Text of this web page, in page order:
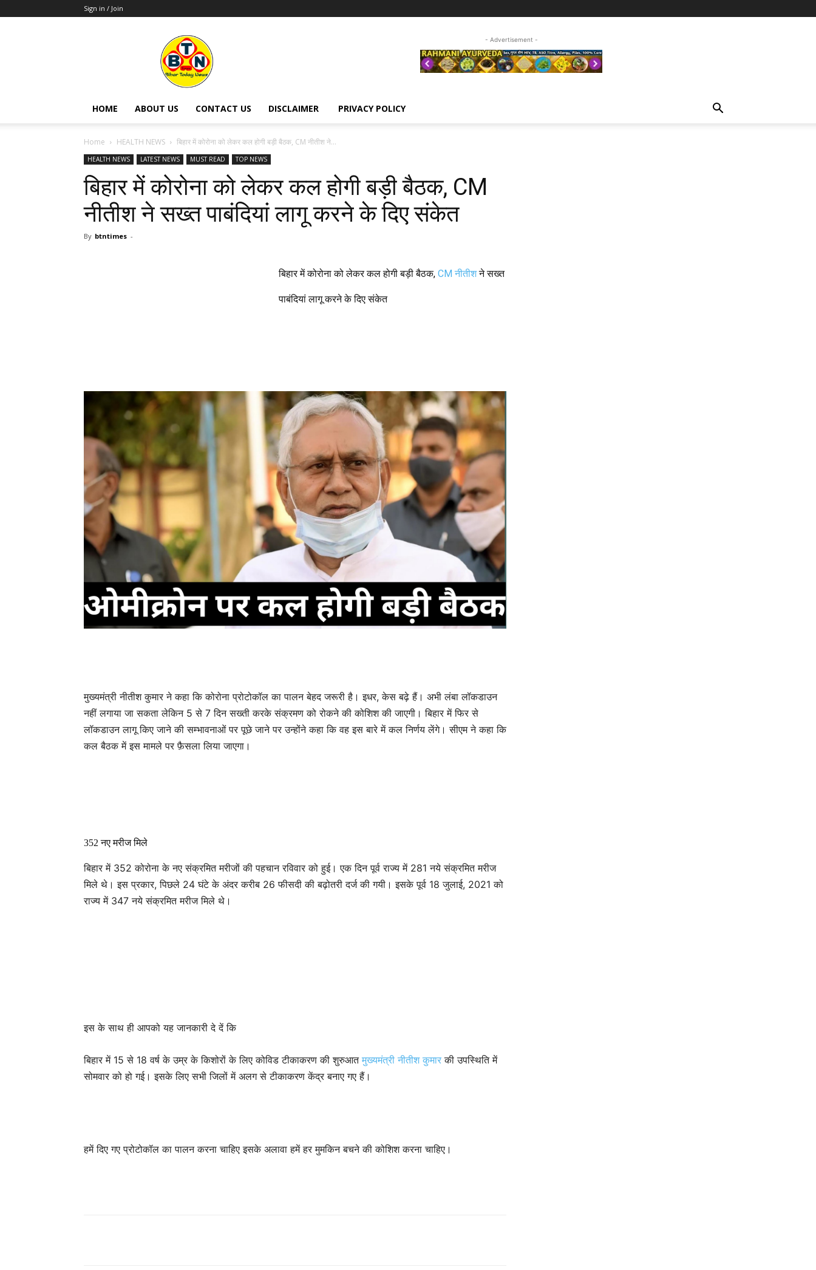
Sign in / Join
BTN
Times
- Advertisement -
HOME ABOUT US CONTACT US DISCLAIMER PRIVACY POLICY
Home HEALTH NEWS बिहार में कोरोना को लेकर कल होगी बड़ी बैठक, CM नीतीश ने...
HEALTH NEWS LATEST NEWS MUST READ TOP NEWS
बिहार में कोरोना को लेकर कल होगी बड़ी बैठक, CM
नीतीश ने सख्‍त पाबंदियां लागू करने के दिए संकेत
By btntimes -
बिहार में कोरोना को लेकर कल होगी बड़ी बैठक, CM नीतीशने सख्‍त
पाबंदियां लागू करने के दिए संकेत
मुख्‍यमंत्री नीतीश कुमार ने कहा कि कोरोना प्रोटोकॉल का पालन बेहद जरूरी है। इधर, केस बढ़े हैं। अभी लंबा लॉकडाउन
नहीं लगाया जा सकता लेकिन 5 से 7 दिन सख्‍ती करके संक्रमण को रोकने की कोशिश की जाएगी। बिहार में फिर से
लॉकडाउन लागू किए जाने की सम्‍भावनाओं पर पूछे जाने पर उन्‍होंने कहा कि वह इस बारे में कल निर्णय लेंगे। सीएम ने कहा कि
कल बैठक में इस मामले पर फ़ैसला लिया जाएगा।
352 नए मरीज मिले
बिहार में 352 कोरोना के नए संक्रमित मरीजों की पहचान रविवार को हुई। एक दिन पूर्व राज्य में 281 नये संक्रमित मरीज
मिले थे। इस प्रकार, पिछले 24 घंटे के अंदर करीब 26 फीसदी की बढ़ोतरी दर्ज की गयी। इसके पूर्व 18 जुलाई, 2021 को
राज्य में 347 नये संक्रमित मरीज मिले थे।
इस के साथ ही आपको यह जानकारी दे दें कि
बिहार में 15 से 18 वर्ष के उम्र के किशोरों के लिए कोविड टीकाकरण की शुरुआत मुख्‍यमंत्री नीतीश कुमारकी उपस्थिति में
सोमवार को हो गई। इसके लिए सभी जिलों में अलग से टीकाकरण केंद्र बनाए गए हैं।
हमें दिए गए प्रोटोकॉल का पालन करना चाहिए इसके अलावा हमें हर मुमकिन बचने की कोशिश करना चाहिए।